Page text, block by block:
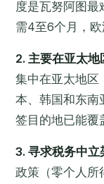
度是瓦努阿图
需4至6个月，欧
2. 主要在亚太
集中在亚太地区
本、韩国和东南
签目的地已能覆
3. 寻求税务中
政策（零个人所